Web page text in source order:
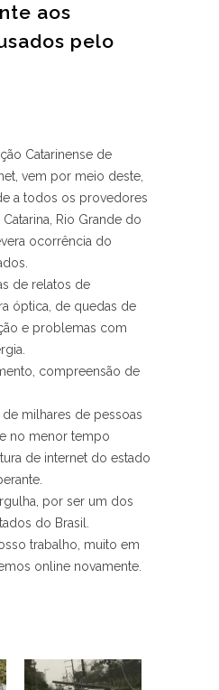
aos
pelo
Catarinense de
vem por meio deste,
a todos os provedores
Rio Grande do
ocorrência do
de relatos de
óptica, de quedas de
e problemas com
compreensão de
milhares de pessoas
no menor tempo
de internet do estado
por ser um dos
do Brasil.
trabalho, muito em
online novamente.